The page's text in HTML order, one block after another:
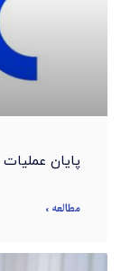
پایان عملیات hot boiling راکتور واحد HD پتروشیمی جم
مطالعه »